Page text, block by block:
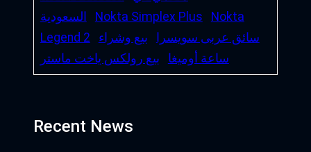
السعودية
Nokta Simplex Plus
Nokta
Legend 2
سائق عربى سويسرا
بيع وشراء
ساعة أوميغا
بيع رولكس ياخت ماستر
Recent News